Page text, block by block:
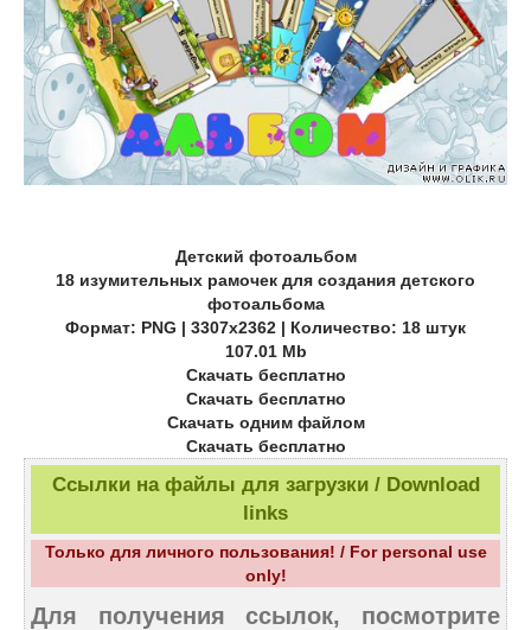
Детский фотоальбом
18 изумительных рамочек для создания детского
фотоальбома
Формат: PNG | 3307x2362 | Количество: 18 штук
107.01 Mb
Скачать бесплатно
Скачать бесплатно
Скачать одним файлом
Скачать бесплатно
Ссылки на файлы для загрузки / Download
links
Только для личного пользования! / For personal use
only!
Для получения ссылок, посмотрите